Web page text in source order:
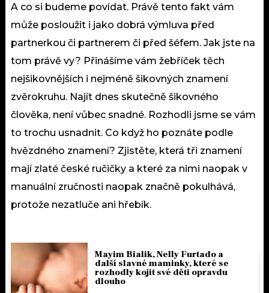
A co si budeme povídat. Právě tento fakt vám
může posloužit i jako dobrá výmluva před
partnerkou či partnerem či před šéfem. Jak jste na
tom právě vy? Přinášíme vám žebříček těch
nejšikovnějších i nejméně šikovných znamení
zvěrokruhu. Najít dnes skutečně šikovného
člověka, není vůbec snadné. Rozhodli jsme se vám
to trochu usnadnit. Co když ho poznáte podle
hvězdného znamení? Zjistěte, která tři znamení
mají zlaté české ručičky a které za nimi naopak v
manuální zručnosti naopak značně pokulhává,
protože nezatluče ani hřebík.
Mayim Bialik, Nelly Furtado a
další slavné maminky, které se
rozhodly kojit své děti opravdu
dlouho